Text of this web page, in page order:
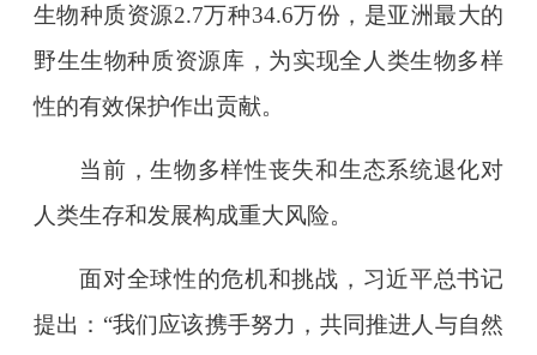
生物种质资源2.7万种34.6万份，是亚洲最大的
野生生物种质资源库，为实现全人类生物多样
性的有效保护作出贡献。
当前，生物多样性丧失和生态系统退化对
人类生存和发展构成重大风险。
面对全球性的危机和挑战，习近平总书记
提出：“我们应该携手努力，共同推进人与自然